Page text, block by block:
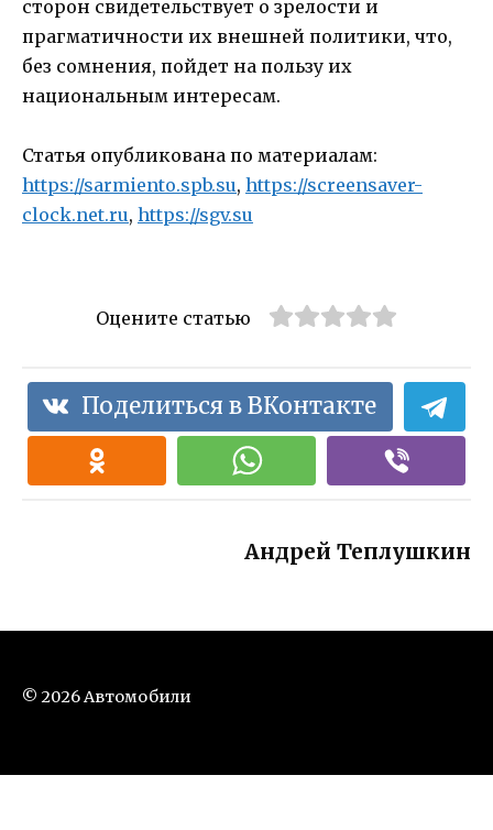
сторон свидетельствует о зрелости и
прагматичности их внешней политики, что,
без сомнения, пойдет на пользу их
национальным интересам.
Статья опубликована по материалам:
https://sarmiento.spb.su, https://screensaver-
clock.net.ru, https://sgv.su
Оцените статью
Поделиться в ВКонтакте
Андрей Теплушкин
© 2026 Автомобили